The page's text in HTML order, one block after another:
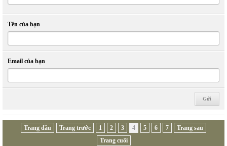
Tên của bạn
Email của bạn
Trang đầu Trang trước 1 2 3 4 5 6 7
Trang sau
Trang cuối